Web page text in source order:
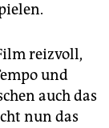
reizvoll,
und
auch das
nun das